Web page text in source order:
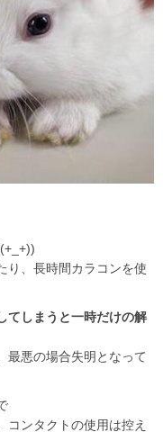
り、長時間カラコンを使
てしまうと一時だけの解
最悪の場合失明となって
コンタクトの使用は控え